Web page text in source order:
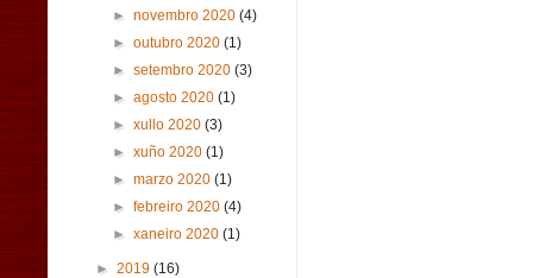
►novembro 2020(4)
►outubro 2020(1)
►setembro 2020(3)
►agosto 2020(1)
►xullo 2020(3)
►xuño 2020(1)
►marzo 2020(1)
►febreiro 2020(4)
►xaneiro 2020(1)
► 2019 (16)